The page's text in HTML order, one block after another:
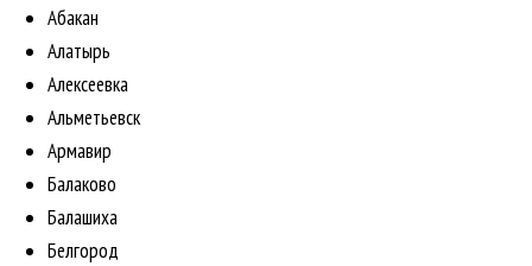
Абакан
Алатырь
Алексеевка
Альметьевск
Армавир
Балаково
Балашиха
Белгород